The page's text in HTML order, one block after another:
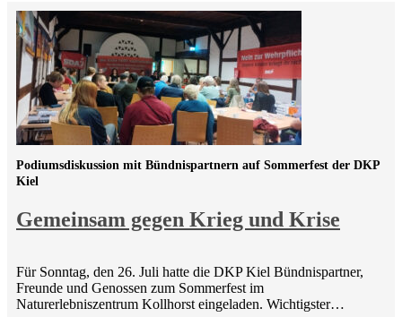
Gemeinsam gegen Krieg und Krise
Podiumsdiskussion mit Bündnispartnern auf Sommerfest der DKP
Kiel
Für Sonntag, den 26. Juli hatte die DKP Kiel Bündnispartner,
Freunde und Genossen zum Sommerfest im
Naturerlebniszentrum Kollhorst eingeladen. Wichtigster…